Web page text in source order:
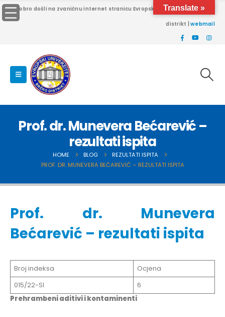
Dobro došli na zvaničnu internet stranicu Evropskog univerziteta Brčko
distrikt |webmail
Prof. dr. Munevera Bećarević –
rezultati ispita
HOME BLOG
REZULTATI ISPITA
PROF. DR. MUNEVERA BEĆAREVIĆ – REZULTATI ISPITA
Prof. dr. Munevera
Bećarević – rezultati ispita
Broj indeksa
Ocjena
015/22-SI
6
Prehrambeni aditivi i kontaminenti
Translate »